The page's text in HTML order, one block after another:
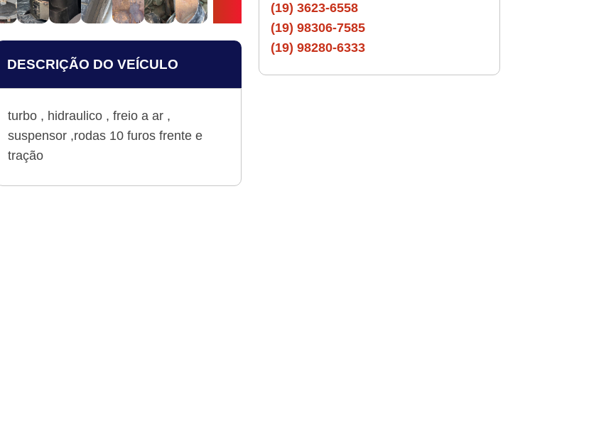
DESCRIÇÃO DO VEÍCULO
turbo , hidraulico , freio a ar ,
suspensor ,rodas 10 furos frente e
tração
(19) 3623-6558
(19) 98306-7585
(19) 98280-6333